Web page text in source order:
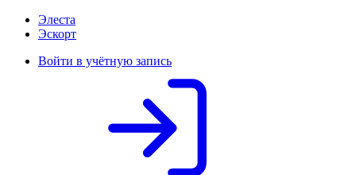
Элеста
Эскорт
Войти в учётную запись